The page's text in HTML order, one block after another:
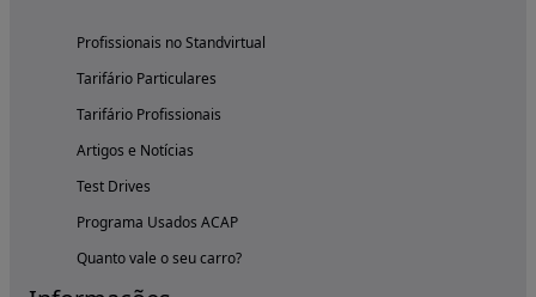
Profissionais no Standvirtual
Tarifário Particulares
Tarifário Profissionais
Artigos e Notícias
Test Drives
Programa Usados ACAP
Quanto vale o seu carro?